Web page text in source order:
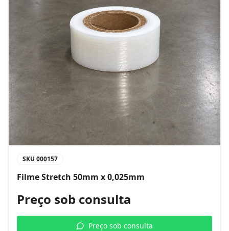
SKU 000157
Filme Stretch 50mm x 0,025mm
Preço sob consulta
Preço sob consulta